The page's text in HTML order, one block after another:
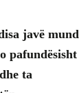
javë mund
pafundësisht
ta